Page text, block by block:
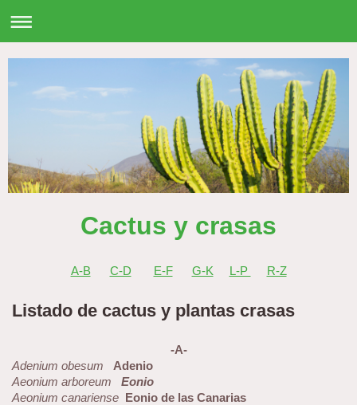
Cactus y crasas
A-B C-D E-F G-K L-P R-Z
Listado de cactus y plantas crasas
-A-
Adenium obesum
Adenio
Aeonium arboreum Eonio
Aeonium canariense Eonio de las Canarias